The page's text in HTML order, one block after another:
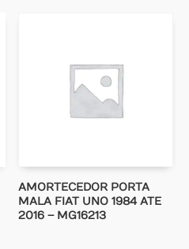
AMORTECEDOR PORTA
MALA FIAT UNO 1984 ATE
2016 – MG16213